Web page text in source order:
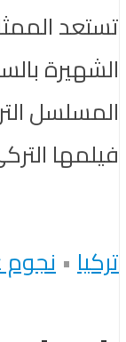
تستعد
الشهيرة
المسلسل
فيلمها
تركيا•نجوم